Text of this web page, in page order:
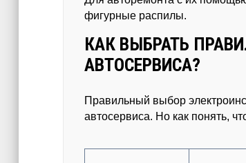
фигурные распилы.
КАК ВЫБРАТЬ
АВТОСЕРВИСА?
Правильный выбор
автосервиса. Но как понять,